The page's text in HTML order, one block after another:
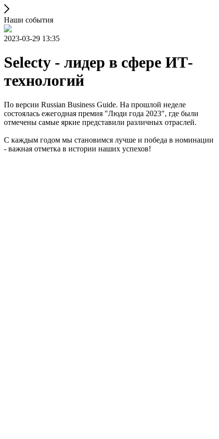
Наши события
2023-03-29 13:35
Selecty - лидер в сфере ИТ-
технологий
По версии Russian Business Guide. На прошлой неделе
состоялась ежегодная премия "Люди года 2023", где были
отмечены самые яркие представили различных отраслей.
С каждым годом мы становимся лучше и победа в номинации
- важная отметка в истории наших успехов!